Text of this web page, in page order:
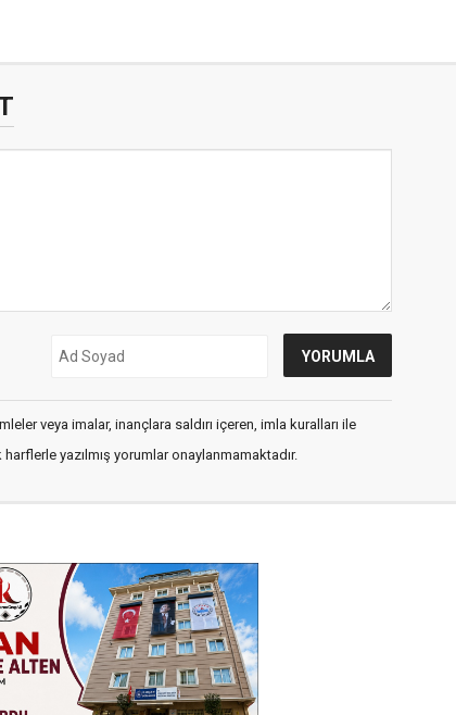
veya imalar, inançlara saldırı içeren, imla kuralları ile
yazılmış yorumlar onaylanmamaktadır.